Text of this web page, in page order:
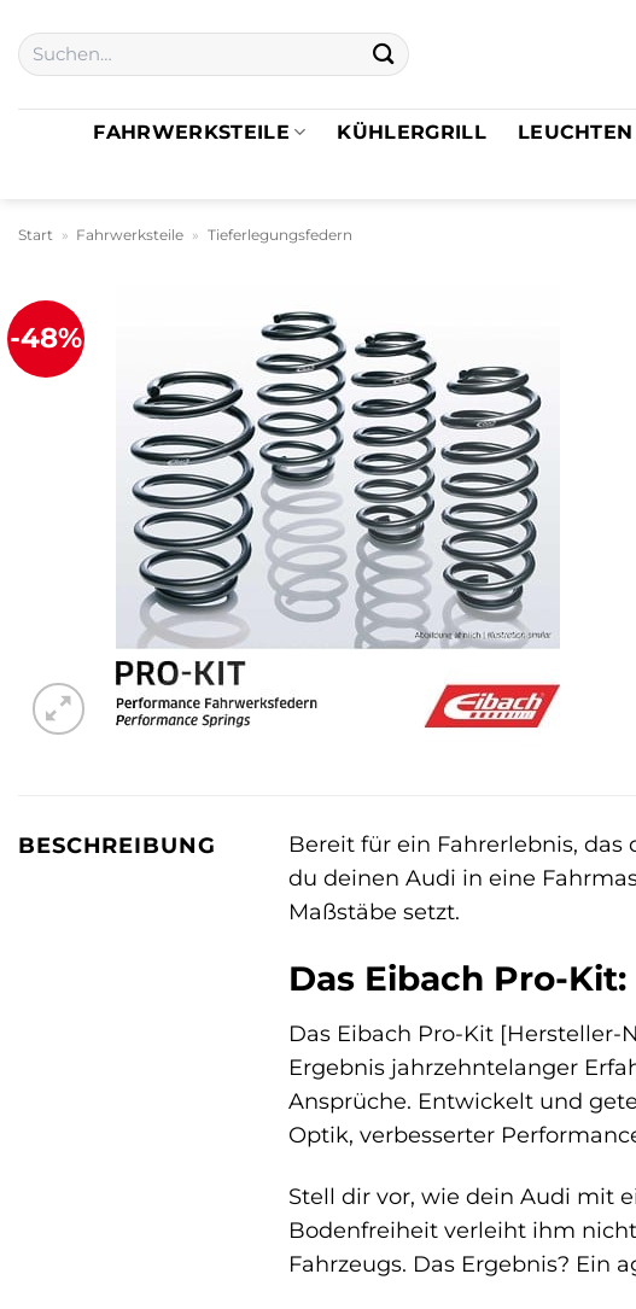
Inhalt
springen
Suchen
nach:
FAHRWERKSTEILE KÜHLERGRILL LEUCHTEN
Start » Fahrwerksteile » Tieferlegungsfedern
-48%
BESCHREIBUNG Bereit für ein Fahrerlebnis,
du deinen Audi in eine
Maßstäbe setzt.
Das Eibach Pro-
Das Eibach Pro-Kit [Hersteller-
Ergebnis jahrzehntelanger
Ansprüche. Entwickelt und
Optik, verbesserter
Stell dir vor, wie dein Audi mit
Bodenfreiheit verleiht ihm
Fahrzeugs. Das Ergebnis? Ein